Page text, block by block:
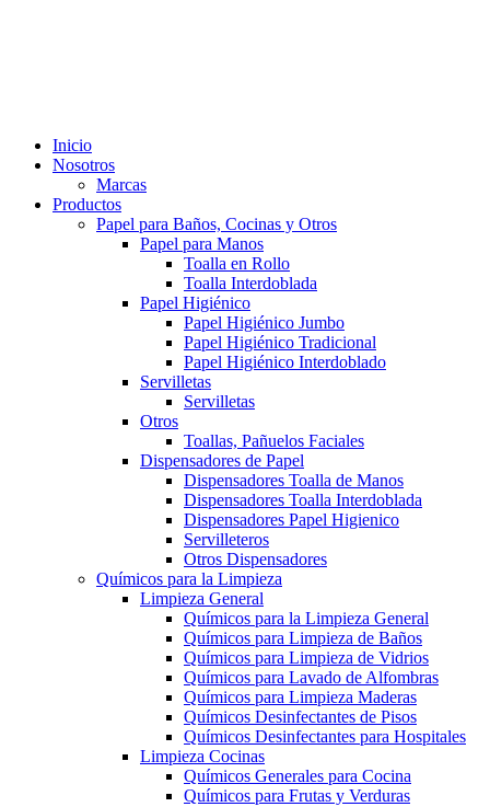
Inicio
Nosotros
Marcas
Productos
Papel para Baños, Cocinas y Otros
Papel para Manos
Toalla en Rollo
Toalla Interdoblada
Papel Higiénico
Papel Higiénico Jumbo
Papel Higiénico Tradicional
Papel Higiénico Interdoblado
Servilletas
Servilletas
Otros
Toallas, Pañuelos Faciales
Dispensadores de Papel
Dispensadores Toalla de Manos
Dispensadores Toalla Interdoblada
Dispensadores Papel Higienico
Servilleteros
Otros Dispensadores
Químicos para la Limpieza
Limpieza General
Químicos para la Limpieza General
Químicos para Limpieza de Baños
Químicos para Limpieza de Vidrios
Químicos para Lavado de Alfombras
Químicos para Limpieza Maderas
Químicos Desinfectantes de Pisos
Químicos Desinfectantes para Hospitales
Limpieza Cocinas
Químicos Generales para Cocina
Químicos para Frutas y Verduras